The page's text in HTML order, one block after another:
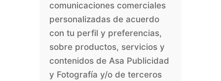
comunicaciones comerciales
personalizadas de acuerdo
con tu perfil y preferencias,
sobre productos, servicios y
contenidos de Asa Publicidad
y Fotografía y/o de terceros